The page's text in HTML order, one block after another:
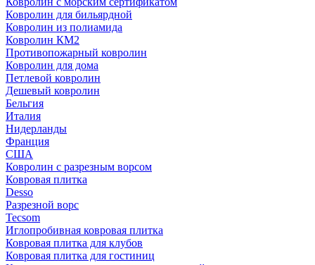
Ковролин для бильярдной
Ковролин из полиамида
Ковролин КМ2
Противопожарный ковролин
Ковролин для дома
Петлевой ковролин
Дешевый ковролин
Бельгия
Италия
Нидерланды
Франция
США
Ковролин с разрезным ворсом
Ковровая плитка
Desso
Разрезной ворс
Tecsom
Иглопробивная ковровая плитка
Ковровая плитка для клубов
Ковровая плитка для гостиниц